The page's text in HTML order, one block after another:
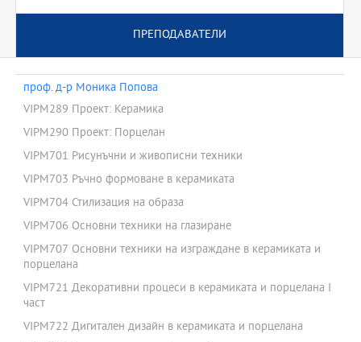
ПРЕПОДАВАТЕЛИ
проф. д-р Моника Попова
VIPM289 Проект: Керамика
VIPM290 Проект: Порцелан
VIPM701 Рисунъчни и живописни техники
VIPM703 Ръчно формоване в керамиката
VIPM704 Стилизация на образа
VIPM706 Основни техники на глазиране
VIPM707 Основни техники на изграждане в керамиката и
порцелана
VIPM721 Декоративни процеси в керамиката и порцелана І
част
VIPM722 Дигитален дизайн в керамиката и порцелана